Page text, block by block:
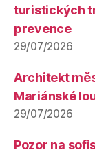
turistických
prevence
29/07/2026
Architekt
Mariánské
29/07/2026
Pozor na